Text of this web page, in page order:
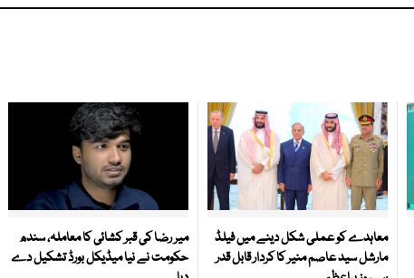
معاہدے کو عملی شکل دینے میں فیلڈ
مارشل سید عاصم منیر کا کردار قابل قدر
میر رضا کی قبر کشائی کا معاملہ، سندھ
حکومت نے نیا میڈیکل بورڈ تشکیل دے